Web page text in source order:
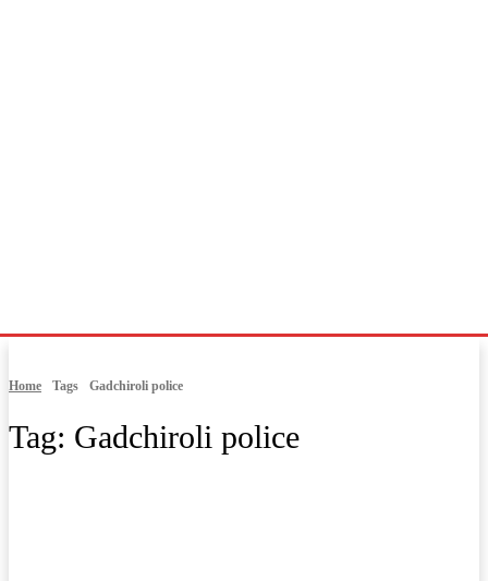
Home Tags Gadchiroli police
Tag: Gadchiroli police